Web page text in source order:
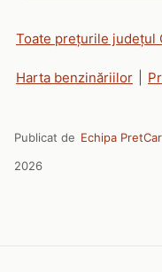
Toate prețurile județul
Harta benzinăriilor
Publicat de Echipa
2026